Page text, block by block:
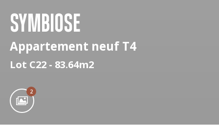
SYMBIOSE
Appartement neuf T4
Lot C22 - 83.64m2
2